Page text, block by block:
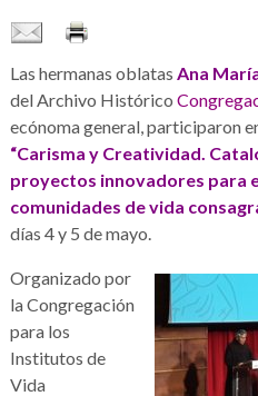
Las hermanas oblatas Ana
del Archivo Histórico
ecónoma general, participaron
“Carisma y Creatividad.
proyectos innovadores para
comunidades de vida
días 4 y 5 de mayo.
Organizado por
la Congregación
para los
Institutos de
Vida